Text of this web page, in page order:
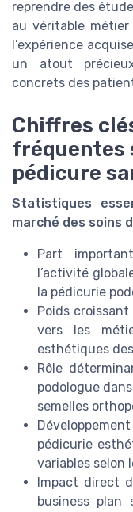
reprendre des
au véritable métier
l’expérience
un atout
concrets des
Chiffres
fréquentes
pédicure
Statistiques
marché des soins
Part
l’activité
la pédicurie
Poids
vers les
esthétiques
Rôle
podologue
semelles
pédicurie
variables selon
Impact direct
business plan